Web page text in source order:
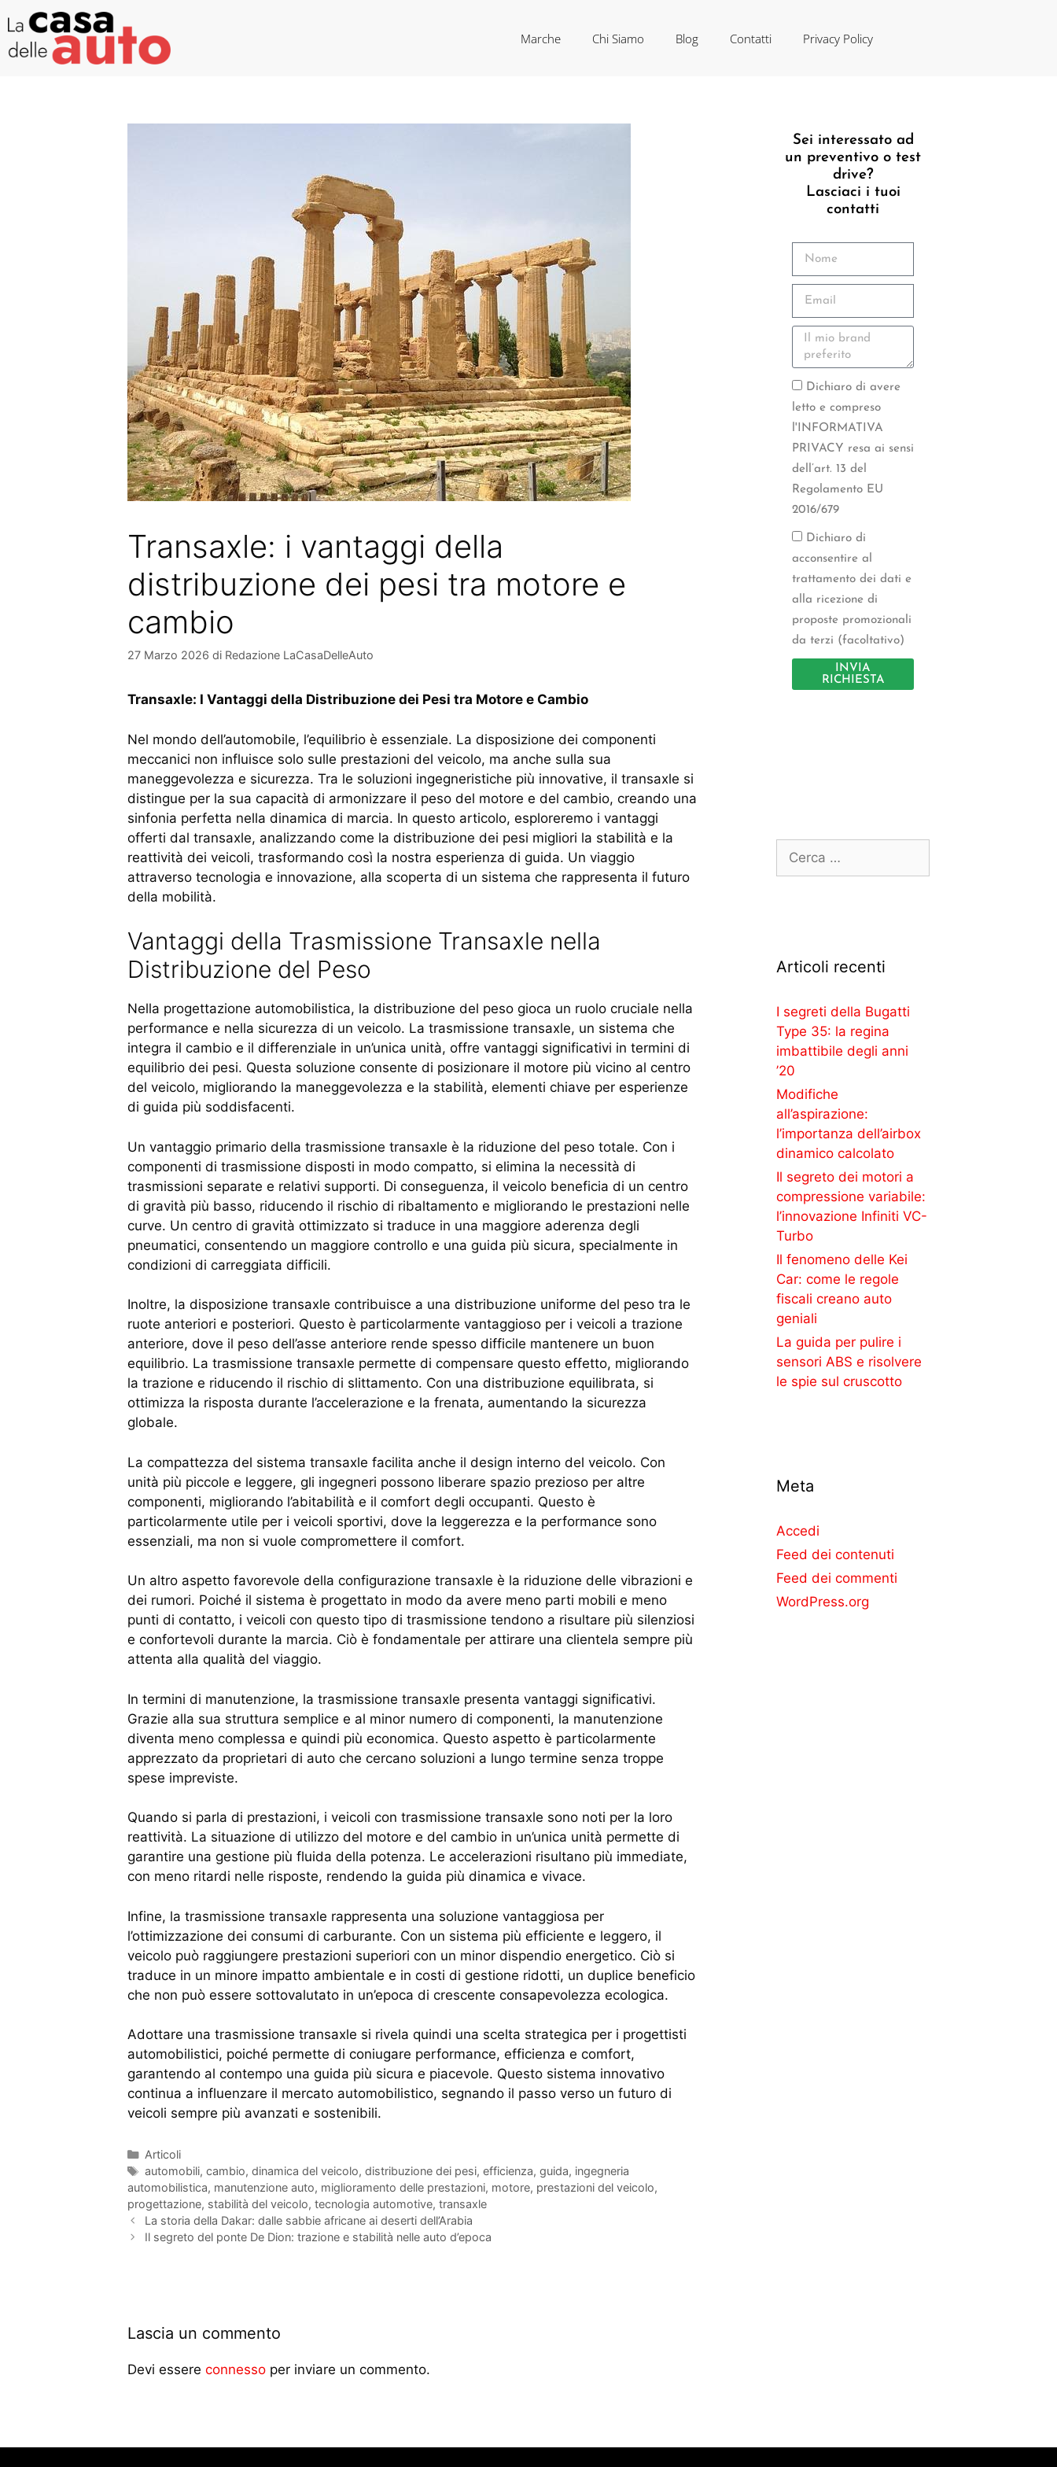
Marche Chi Siamo Blog Contatti Privacy Policy
Transaxle: i vantaggi della
distribuzione dei pesi tra motore e
cambio
27 Marzo 2026 di Redazione LaCasaDelleAuto
Transaxle: I Vantaggi della Distribuzione dei Pesi tra Motore e Cambio
Nel mondo dell’automobile, l’equilibrio è essenziale. La disposizione dei componenti
meccanici non influisce solo sulle prestazioni del veicolo, ma anche sulla sua
maneggevolezza e sicurezza. Tra le soluzioni ingegneristiche più innovative, il transaxle si
distingue per la sua capacità di armonizzare il peso del motore e del cambio, creando una
sinfonia perfetta nella dinamica di marcia. In questo articolo, esploreremo i vantaggi
offerti dal transaxle, analizzando come la distribuzione dei pesi migliori la stabilità e la
reattività dei veicoli, trasformando così la nostra esperienza di guida. Un viaggio
attraverso tecnologia e innovazione, alla scoperta di un sistema che rappresenta il futuro
della mobilità.
Vantaggi della Trasmissione Transaxle nella
Distribuzione del Peso
Nella progettazione automobilistica, la distribuzione del peso gioca un ruolo cruciale nella
performance e nella sicurezza di un veicolo. La trasmissione transaxle, un sistema che
integra il cambio e il differenziale in un’unica unità, offre vantaggi significativi in termini di
equilibrio dei pesi. Questa soluzione consente di posizionare il motore più vicino al centro
del veicolo, migliorando la maneggevolezza e la stabilità, elementi chiave per esperienze
di guida più soddisfacenti.
Un vantaggio primario della trasmissione transaxle è la riduzione del peso totale. Con i
componenti di trasmissione disposti in modo compatto, si elimina la necessità di
trasmissioni separate e relativi supporti. Di conseguenza, il veicolo beneficia di un centro
di gravità più basso, riducendo il rischio di ribaltamento e migliorando le prestazioni nelle
curve. Un centro di gravità ottimizzato si traduce in una maggiore aderenza degli
pneumatici, consentendo un maggiore controllo e una guida più sicura, specialmente in
condizioni di carreggiata difficili.
Inoltre, la disposizione transaxle contribuisce a una distribuzione uniforme del peso tra le
ruote anteriori e posteriori. Questo è particolarmente vantaggioso per i veicoli a trazione
anteriore, dove il peso dell’asse anteriore rende spesso difficile mantenere un buon
equilibrio. La trasmissione transaxle permette di compensare questo effetto, migliorando
la trazione e riducendo il rischio di slittamento. Con una distribuzione equilibrata, si
ottimizza la risposta durante l’accelerazione e la frenata, aumentando la sicurezza
globale.
La compattezza del sistema transaxle facilita anche il design interno del veicolo. Con
unità più piccole e leggere, gli ingegneri possono liberare spazio prezioso per altre
componenti, migliorando l’abitabilità e il comfort degli occupanti. Questo è
particolarmente utile per i veicoli sportivi, dove la leggerezza e la performance sono
essenziali, ma non si vuole compromettere il comfort.
Un altro aspetto favorevole della configurazione transaxle è la riduzione delle vibrazioni e
dei rumori. Poiché il sistema è progettato in modo da avere meno parti mobili e meno
punti di contatto, i veicoli con questo tipo di trasmissione tendono a risultare più silenziosi
e confortevoli durante la marcia. Ciò è fondamentale per attirare una clientela sempre più
attenta alla qualità del viaggio.
In termini di manutenzione, la trasmissione transaxle presenta vantaggi significativi.
Grazie alla sua struttura semplice e al minor numero di componenti, la manutenzione
diventa meno complessa e quindi più economica. Questo aspetto è particolarmente
apprezzato da proprietari di auto che cercano soluzioni a lungo termine senza troppe
spese impreviste.
Quando si parla di prestazioni, i veicoli con trasmissione transaxle sono noti per la loro
reattività. La situazione di utilizzo del motore e del cambio in un’unica unità permette di
garantire una gestione più fluida della potenza. Le accelerazioni risultano più immediate,
con meno ritardi nelle risposte, rendendo la guida più dinamica e vivace.
Infine, la trasmissione transaxle rappresenta una soluzione vantaggiosa per
l’ottimizzazione dei consumi di carburante. Con un sistema più efficiente e leggero, il
veicolo può raggiungere prestazioni superiori con un minor dispendio energetico. Ciò si
traduce in un minore impatto ambientale e in costi di gestione ridotti, un duplice beneficio
che non può essere sottovalutato in un’epoca di crescente consapevolezza ecologica.
Adottare una trasmissione transaxle si rivela quindi una scelta strategica per i progettisti
automobilistici, poiché permette di coniugare performance, efficienza e comfort,
garantendo al contempo una guida più sicura e piacevole. Questo sistema innovativo
continua a influenzare il mercato automobilistico, segnando il passo verso un futuro di
veicoli sempre più avanzati e sostenibili.
Articoli
automobili, cambio, dinamica del veicolo, distribuzione dei pesi, efficienza, guida, ingegneria
automobilistica, manutenzione auto, miglioramento delle prestazioni, motore, prestazioni del veicolo,
progettazione, stabilità del veicolo, tecnologia automotive, transaxle
La storia della Dakar: dalle sabbie africane ai deserti dell’Arabia
Il segreto del ponte De Dion: trazione e stabilità nelle auto d’epoca
Lascia un commento
Devi essere connesso per inviare un commento.
Sei interessato ad
un preventivo o test
drive?
Lasciaci i tuoi
contatti
Dichiaro di avere
letto e compreso
l'INFORMATIVA
PRIVACY resa ai sensi
dell’art. 13 del
Regolamento EU
2016/679
Dichiaro di
acconsentire al
trattamento dei dati e
alla ricezione di
proposte promozionali
da terzi (facoltativo)
INVIA
RICHIESTA
Articoli recenti
I segreti della Bugatti
Type 35: la regina
imbattibile degli anni
’20
Modifiche
all’aspirazione:
l’importanza dell’airbox
dinamico calcolato
Il segreto dei motori a
compressione variabile:
l’innovazione Infiniti VC-
Turbo
Il fenomeno delle Kei
Car: come le regole
fiscali creano auto
geniali
La guida per pulire i
sensori ABS e risolvere
le spie sul cruscotto
Meta
Accedi
Feed dei contenuti
Feed dei commenti
WordPress.org